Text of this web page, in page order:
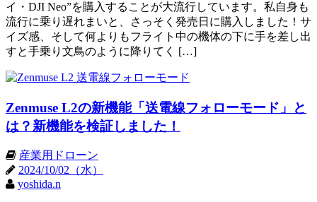
イ・DJI Neo”を購入することが大流行しています。私自身も
流行に乗り遅れまいと、さっそく発売日に購入しました！サ
イズ感、そして何よりもフライト中の機体の下に手を差し出
すと手乗り文鳥のように降りてく […]
Zenmuse L2の新機能「送電線フォローモード」と
は？新機能を検証しました！
産業用ドローン
2024/10/02（水）
yoshida.n